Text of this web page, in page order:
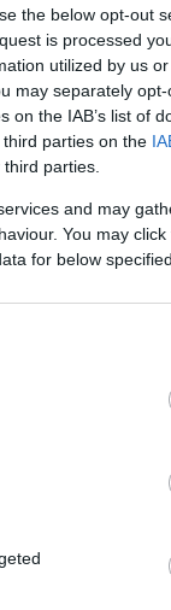
the below opt-out
is processed
utilized by us
may separately
the IAB’s list of
parties on the
parties.
and may
You may
for below